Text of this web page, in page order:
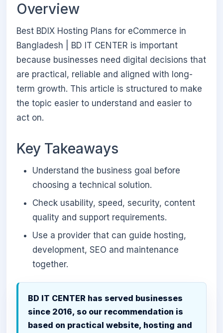
Overview
Best BDIX Hosting Plans for eCommerce in
Bangladesh | BD IT CENTER is important
because businesses need digital decisions that
are practical, reliable and aligned with long-
term growth. This article is structured to make
the topic easier to understand and easier to
act on.
Key Takeaways
Understand the business goal before
choosing a technical solution.
Check usability, speed, security, content
quality and support requirements.
Use a provider that can guide hosting,
development, SEO and maintenance
together.
BD IT CENTER has served businesses
since 2016, so our recommendation is
based on practical website, hosting and